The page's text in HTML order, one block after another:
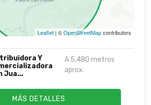
Leaflet | ©OpenStreetMapcontributors
Y
Jua...
A 5,480 metros
aprox.
MÁS DETALLES